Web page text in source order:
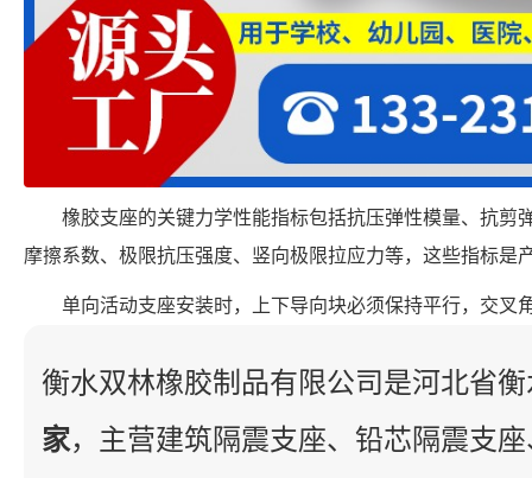
橡胶支座的关键力学性能指标包括抗压弹性模量、抗剪
摩擦系数、极限抗压强度、竖向极限拉应力等，这些指标是
单向活动支座安装时，上下导向块必须保持平行，交叉
衡水双林橡胶制品有限公司是河北省
家，主营建筑隔震支座、铅芯隔震支